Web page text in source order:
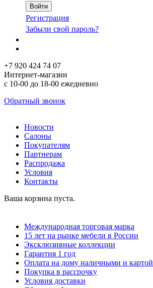
Регистрация
Забыли свой пароль?
+7 920 424 74 07
Интернет-магазин
с 10-00 до 18-00 ежедневно
Обратный звонок
Новости
Салоны
Покупателям
Партнерам
Распродажа
Условия
Контакты
Ваша корзина пуста.
Международная торговая марка
15 лет на рынке мебели в России
Эксклюзивные коллекции
Гарантия 1 год
Оплата на дому наличными и картой
Покупка в рассрочку
Условия доставки